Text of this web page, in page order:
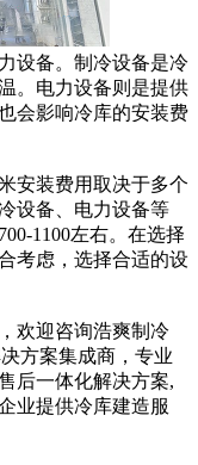
备。制冷设备是冷
。电力设备则是提供
会影响冷库的安装费
装费用取决于多个
设备、电力设备等
1100左右。在选择
考虑，选择合适的设
欢迎咨询浩爽制冷
决方案集成商，专业
后一体化解决方案,
业提供冷库建造服